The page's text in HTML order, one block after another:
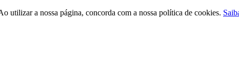
utilizar a nossa página, concorda com a nossa política de cookies.